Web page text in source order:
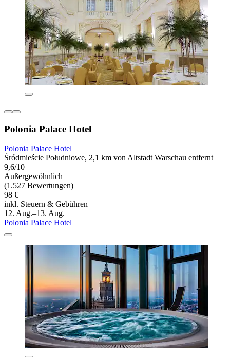
Polonia Palace Hotel
Polonia Palace Hotel
Śródmieście Południowe, 2,1 km von Altstadt Warschau entfernt
9,6/10
Außergewöhnlich
(1.527 Bewertungen)
98 €
inkl. Steuern & Gebühren
12. Aug.–13. Aug.
Polonia Palace Hotel